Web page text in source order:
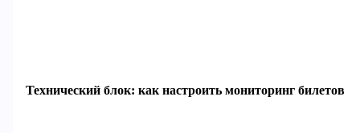
Технический блок: как настроить мониторинг билетов